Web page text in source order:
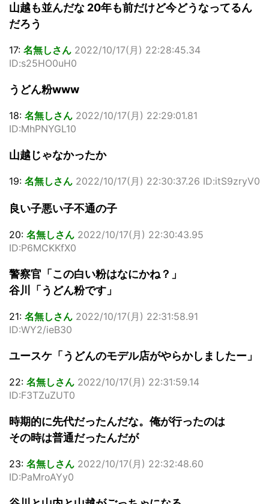
山越も並んだな 20年も前だけど今どうなってるん
だろう
17: 名無しさん 2022/10/17(月) 22:28:45.34
ID:s25HO0uH0
うどん粉www
18: 名無しさん 2022/10/17(月) 22:29:01.81
ID:MhPNYGL10
山越じゃなかったか
19: 名無しさん 2022/10/17(月) 22:30:37.26 ID:itS9zryV0
良い子悪い子不通の子
20: 名無しさん 2022/10/17(月) 22:30:43.95
ID:P6MCKKfX0
警察官「この白い粉はなにかね？」
谷川「うどん粉です」
21: 名無しさん 2022/10/17(月) 22:31:58.91
ID:WY2/ieB30
ユースケ「うどんのモデル店がやらかしましたー」
22: 名無しさん 2022/10/17(月) 22:31:59.14
ID:F3TZuZUT0
時期的に先代だったんだな。俺が行ったのは
その時は普通だったんだが
23: 名無しさん 2022/10/17(月) 22:32:48.60
ID:PaMroAYy0